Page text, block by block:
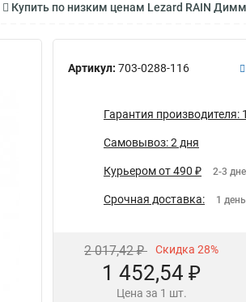
Купить по низким ценам Lezard RAIN
Артикул: 703-0288-116
Гарантия производителя:
Самовывоз: 2 дня
Курьером от 490 ₽ 2-3
Срочная доставка: 1 день
2 017,42 ₽ Скидка 28%
1 452,54 ₽
Цена за 1 шт.